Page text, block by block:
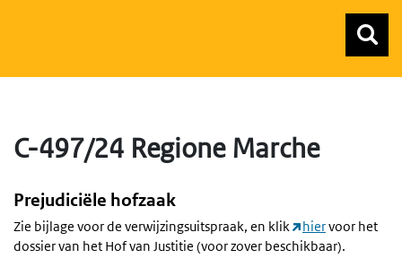
C-497/24 Regione Marche
Prejudiciële hofzaak
Zie bijlage voor de verwijzingsuitspraak, en klik hiervoor het
dossier van het Hof van Justitie (voor zover beschikbaar).